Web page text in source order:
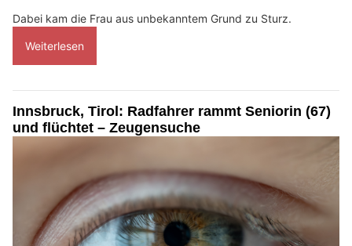
Dabei kam die Frau aus unbekanntem Grund zu Sturz.
Weiterlesen
Innsbruck, Tirol: Radfahrer rammt Seniorin (67)
und flüchtet – Zeugensuche